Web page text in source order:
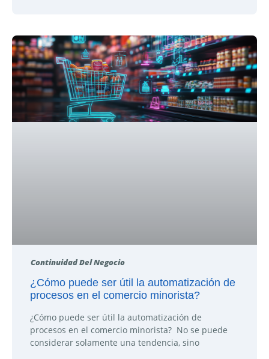
Continuidad Del Negocio
¿Cómo puede ser útil la automatización de
procesos en el comercio minorista?
¿Cómo puede ser útil la automatización de
procesos en el comercio minorista? No se puede
considerar solamente una tendencia, sino